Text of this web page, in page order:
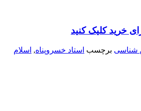
خرید کلیک کنید
شناسی برچسب استاد خسروپناه, اسلام